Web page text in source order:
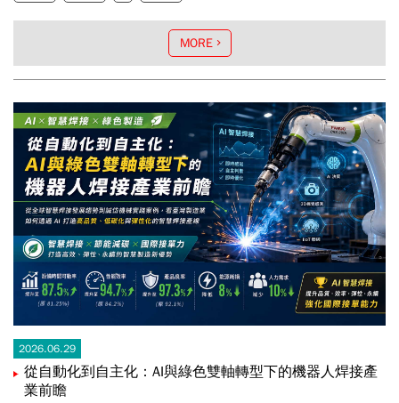
MORE
2026.06.29
從自動化到自主化：AI與綠色雙軸轉型下的機器人焊接產
業前瞻